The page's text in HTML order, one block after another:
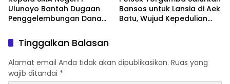
Ulunoyo Bantah Dugaan
Penggelembungan Dana
Pemberitaan Tidak Benar
Bansos untuk Lansia di Aek
Batu, Wujud Kepedulian
Tinggalkan Balasan
Alamat email Anda tidak akan dipublikasikan. Ruas yang
wajib ditandai *